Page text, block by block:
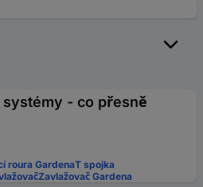
- co přesně
roura GardenaT spojka
Zavlažovač Gardena